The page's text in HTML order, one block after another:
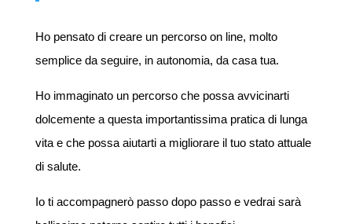
Ho pensato di creare un percorso on line, molto
semplice da seguire, in autonomia, da casa tua.
Ho immaginato un percorso che possa avvicinarti
dolcemente a questa importantissima pratica di lunga
vita e che possa aiutarti a migliorare il tuo stato attuale
di salute.
Io ti accompagnerò passo dopo passo e vedrai sarà